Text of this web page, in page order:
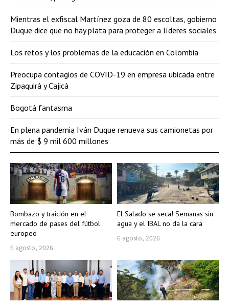
Bombazo y traición en el
mercado de pases del fútbol
europeo
6 agosto, 2026
El Salado se seca! Semanas sin
agua y el IBAL no da la cara
6 agosto, 2026
Mientras el exfiscal Martínez goza de 80 escoltas, gobierno
Duque dice que no hay plata para proteger a líderes sociales
Los retos y los problemas de la educación en Colombia
Preocupa contagios de COVID-19 en empresa ubicada entre
Zipaquirá y Cajicá
Bogotá fantasma
En plena pandemia Iván Duque renueva sus camionetas por
más de $ 9 mil 600 millones